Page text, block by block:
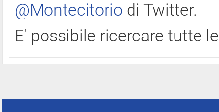
@Montecitorio di Twitter.
E' possibile ricercare tutte